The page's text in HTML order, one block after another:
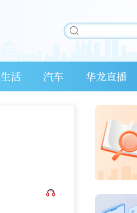
生活 汽车 华龙直播